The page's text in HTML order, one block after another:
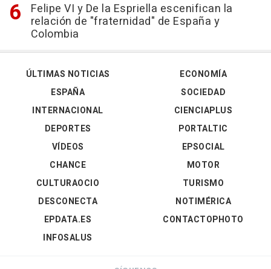
Felipe VI y De la Espriella escenifican la
relación de "fraternidad" de España y
Colombia
ÚLTIMAS NOTICIAS
ESPAÑA
INTERNACIONAL
DEPORTES
VÍDEOS
ECONOMÍA
SOCIEDAD
CIENCIAPLUS
PORTALTIC
EPSOCIAL
CHANCE
CULTURAOCIO
DESCONECTA
EPDATA.ES
INFOSALUS
MOTOR
TURISMO
NOTIMÉRICA
CONTACTOPHOTO